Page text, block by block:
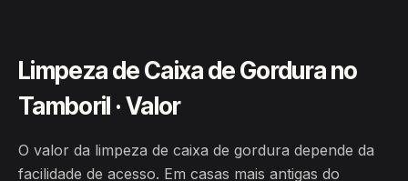
Limpeza de Caixa de Gordura no
Tamboril · Valor
O valor da limpeza de caixa de gordura depende da
facilidade de acesso. Em casas mais antigas do